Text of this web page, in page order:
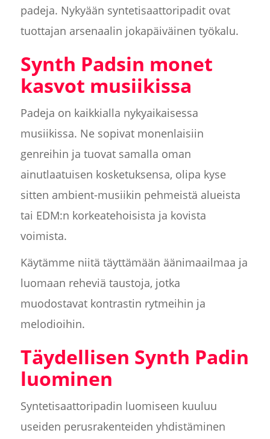
padeja. Nykyään syntetisaattoripadit ovat
tuottajan arsenaalin jokapäiväinen työkalu.
Synth Padsin monet
kasvot musiikissa
Padeja on kaikkialla nykyaikaisessa
musiikissa. Ne sopivat monenlaisiin
genreihin ja tuovat samalla oman
ainutlaatuisen kosketuksensa, olipa kyse
sitten ambient-musiikin pehmeistä alueista
tai EDM:n korkeatehoisista ja kovista
voimista.
Käytämme niitä täyttämään äänimaailmaa ja
luomaan reheviä taustoja, jotka
muodostavat kontrastin rytmeihin ja
melodioihin.
Täydellisen Synth Padin
luominen
Syntetisaattoripadin luomiseen kuuluu
useiden perusrakenteiden yhdistäminen